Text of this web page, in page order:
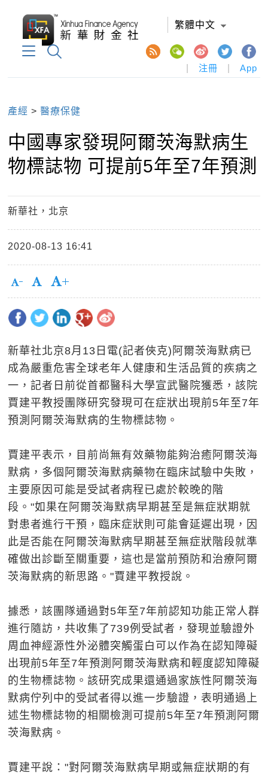
繁體中文
注冊 App
產經 >醫療保健
中國專家發現阿爾茨海默病生
物標誌物 可提前5年至7年預測
新華社，北京
2020-08-13 16:41
新華社北京8月13日電(記者俠克)阿爾茨海默病已
成為嚴重危害全球老年人健康和生活品質的疾病之
一，記者日前從首都醫科大學宣武醫院獲悉，該院
賈建平教授團隊研究發現可在症狀出現前5年至7年
預測阿爾茨海默病的生物標誌物。
賈建平表示，目前尚無有效藥物能夠治癒阿爾茨海
默病，多個阿爾茨海默病藥物在臨床試驗中失敗，
主要原因可能是受試者病程已處於較晚的階
段。"如果在阿爾茨海默病早期甚至是無症狀期就
對患者進行干預，臨床症狀則可能會延遲出現，因
此是否能在阿爾茨海默病早期甚至無症狀階段就準
確做出診斷至關重要，這也是當前預防和治療阿爾
茨海默病的新思路。"賈建平教授說。
據悉，該團隊通過對5年至7年前認知功能正常人群
進行隨訪，共收集了739例受試者，發現並驗證外
周血神經源性外泌體突觸蛋白可以作為在認知障礙
出現前5年至7年預測阿爾茨海默病和輕度認知障礙
的生物標誌物。該研究成果還通過家族性阿爾茨海
默病佇列中的受試者得以進一步驗證，表明通過上
述生物標誌物的相關檢測可提前5年至7年預測阿爾
茨海默病。
賈建平說："對阿爾茨海默病早期或無症狀期的有